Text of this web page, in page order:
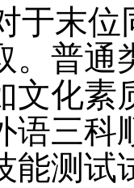
末位
。普通
文化素
语三科
能测试